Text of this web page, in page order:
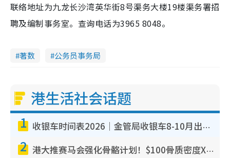
联络地址为九龙长沙湾英华街8号渠务大楼19楼渠务署招
聘及编制事务室。查询电话为3965 8048。
著数 公务员事务局
港生活社会话题
1 收银车时间表2026｜金管局收银车8-10月出没地点+时间！无需手续费！硬币免费转现钞或增值至八达通
2 港大推赛马会强化骨骼计划！$100骨质密度X光检查 完成免费运动训练送超市礼券！附参加资格